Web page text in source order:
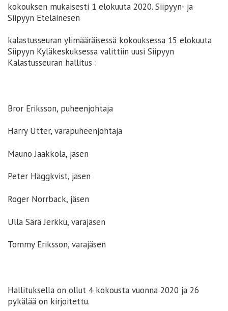
kokouksen mukaisesti 1 elokuuta 2020. Siipyyn- ja
Siipyyn Eteläinesen
kalastusseuran ylimääräisessä kokouksessa 15 elokuuta
Siipyyn Kyläkeskuksessa valittiin uusi Siipyyn
Kalastusseuran hallitus :
Bror Eriksson, puheenjohtaja
Harry Utter, varapuheenjohtaja
Mauno Jaakkola, jäsen
Peter Häggkvist, jäsen
Roger Norrback, jäsen
Ulla Särä Jerkku, varajäsen
Tommy Eriksson, varajäsen
Hallituksella on ollut 4 kokousta vuonna 2020 ja 26
pykälää on kirjoitettu.